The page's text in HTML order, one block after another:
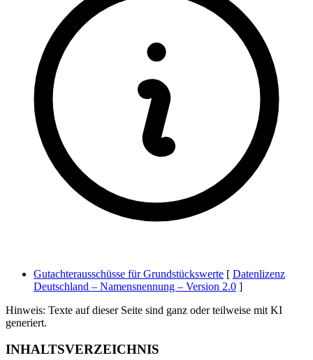
Gutachterausschüsse für Grundstückswerte [ Datenlizenz
Deutschland – Namensnennung – Version 2.0 ]
Hinweis: Texte auf dieser Seite sind ganz oder teilweise mit KI
generiert.
INHALTSVERZEICHNIS